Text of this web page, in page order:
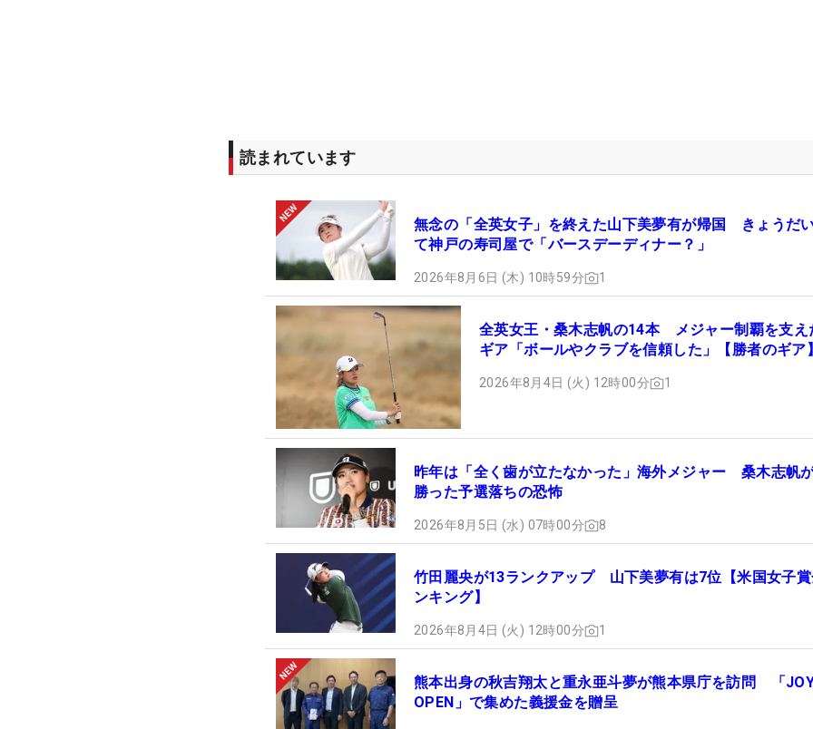
読まれています
無念の「全英女子」を終えた山下美夢有が帰国 きょうだ
て神戸の寿司屋で「バースデーディナー？」
2026年8月6日 (木) 10時59分 1
全英女王・桑木志帆の14本 メジャー制覇を支え
ギア「ボールやクラブを信頼した」【勝者のギア
2026年8月4日 (火) 12時00分 1
昨年は「全く歯が立たなかった」海外メジャー 桑木志帆
勝った予選落ちの恐怖
2026年8月5日 (水) 07時00分 8
竹田麗央が13ランクアップ 山下美夢有は7位【米国女子
ンキング】
2026年8月4日 (火) 12時00分 1
熊本出身の秋吉翔太と重永亜斗夢が熊本県庁を訪問 「
OPEN」で集めた義援金を贈呈